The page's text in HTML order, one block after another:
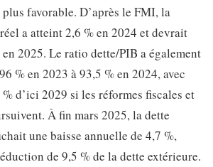
favorable. D’après le FMI, la
a atteint 2,6 % en 2024 et devrait
2025. Le ratio dette/PIB a également
% en 2023 à 93,5 % en 2024, avec
d’ici 2029 si les réformes fiscales et
À fin mars 2025, la dette
une baisse annuelle de 4,7 %,
de 9,5 % de la dette extérieure.